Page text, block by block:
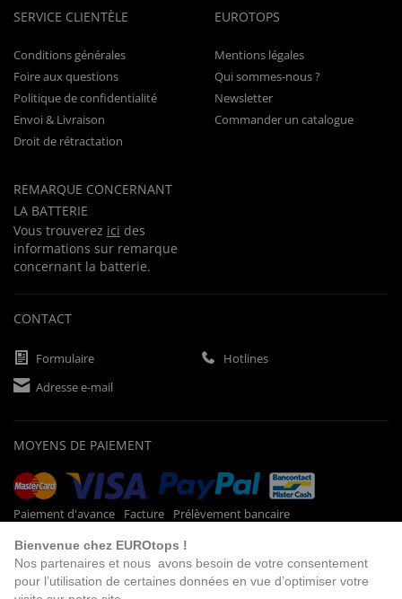
SERVICE CLIENTÈLE
Conditions générales
Foire aux questions
Politique de confidentialité
Envoi & Livraison
Droit de rétractation
REMARQUE CONCERNANT
LA BATTERIE
Vous trouverez ici des
informations sur remarque
concernant la batterie.
EUROTOPS
Mentions légales
Qui sommes-nous ?
Newsletter
Commander un catalogue
CONTACT
Formulaire
Hotlines
Adresse e-mail
MOYENS DE PAIEMENT
Paiement d'avance Facture Prélèvement bancaire
VISITEZ NOTRE
Bienvenue chez EUROtops !
Nos partenaires et nous avons besoin de votre consentement
pour l’utilisation de certaines données en vue d’optimiser votre